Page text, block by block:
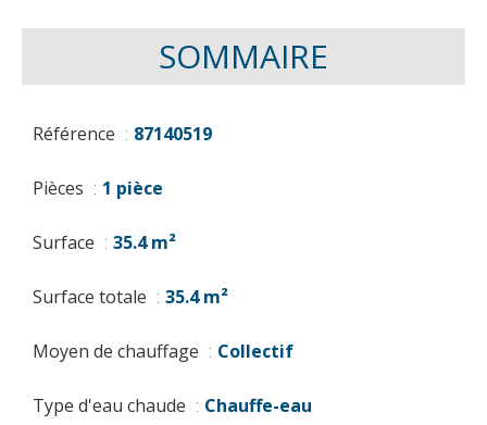
SOMMAIRE
Référence 87140519
Pièces 1 pièce
Surface 35.4 m²
Surface totale 35.4 m²
Moyen de chauffage Collectif
Type d'eau chaude Chauffe-eau